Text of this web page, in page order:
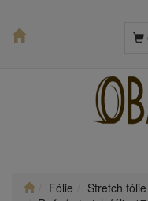
Fólie Stretch fólie